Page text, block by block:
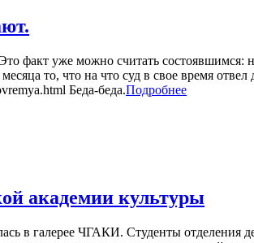
факт уже можно считать состоявшимся:
то, что на что суд в свое время
Беда-беда.Подробнее
академии культуры
в галерее ЧГАКИ. Студенты отделения